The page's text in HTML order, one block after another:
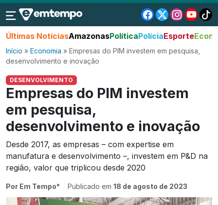
Últimas NotíciasAmazonasPolíticaPolíciaEsporte
Início » Economia » Empresas do PIM investem em pesquisa,
desenvolvimento e inovação
DESENVOLVIMENTO
Empresas do PIM investem
em pesquisa,
desenvolvimento e inovação
Desde 2017, as empresas – com expertise em
manufatura e desenvolvimento –, investem em P&D na
região, valor que triplicou desde 2020
Por Em Tempo* Publicado em 18 de agosto de 2023